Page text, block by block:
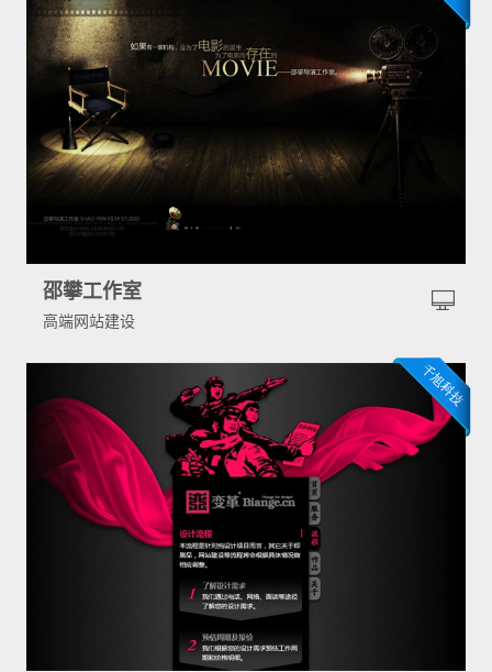
邵攀工作室
高端网站建设